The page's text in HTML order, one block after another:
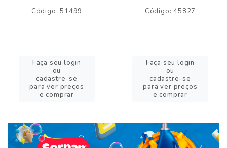
Código: 51499
Faça seu login
ou
cadastre-se
para ver preços
e comprar
Código: 45827
Faça seu login
ou
cadastre-se
para ver preços
e comprar